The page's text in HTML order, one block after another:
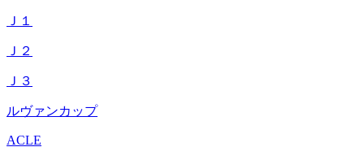
Ｊ１
Ｊ２
Ｊ３
ルヴァンカップ
ACLE